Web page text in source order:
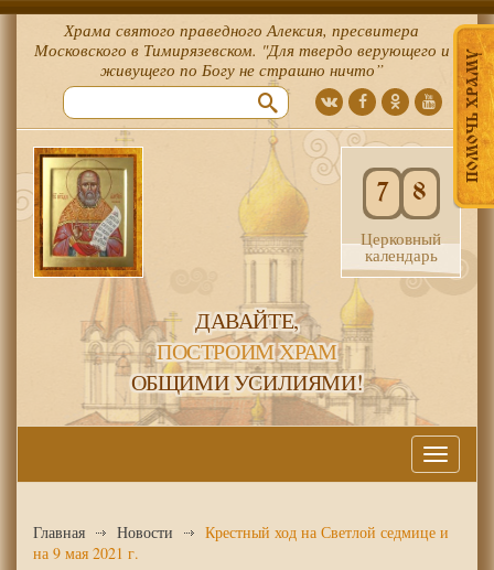
ПОМОЧЬ ХРАМУ
Храма святого праведного Алексия, пресвитера
Московского в Тимирязевском. "Для твердо верующего и
живущего по Богу не страшно ничто”
7 8
Церковный
календарь
ДАВАЙТЕ,
ПОСТРОИМ ХРАМ
ОБЩИМИ УСИЛИЯМИ!
Меню
Главная Новости
Крестный ход на Светлой седмице и
на 9 мая 2021 г.